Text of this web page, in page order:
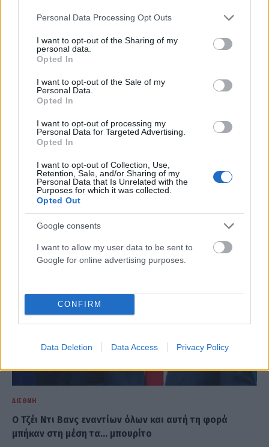
Please note that this website/app uses one or more Google
not limited to your visit or usage behaviour. You may click to
grant or deny consent to Google and its third-party tags to
use your data for below specified purposes in below Google
consent section.
Personal Data Processing Opt Outs
I want to opt-out of the Sharing of my
personal data.
Opted In
I want to opt-out of the Sale of my
Personal Data.
Opted In
I want to opt-out of processing my
Personal Data for Targeted Advertising.
Opted In
I want to opt-out of Collection, Use,
Retention, Sale, and/or Sharing of my
Personal Data that Is Unrelated with the
Purposes for which it was collected.
Opted Out
Google consents
I want to allow my user data to be sent to
Google for online advertising purposes.
CONFIRM
Data Deletion Data Access Privacy Policy
Ρώσοι χάκερ πίσω από τις φήμες παραίτησης του
Φρίντριχ Μερτς;
ΔΙΕΘΝΉ
Ο Τζέι Ντι Βανς εναντίων όλων και αυτή τη φορά
μπήκαν στη μέση τα… μπουρίτο